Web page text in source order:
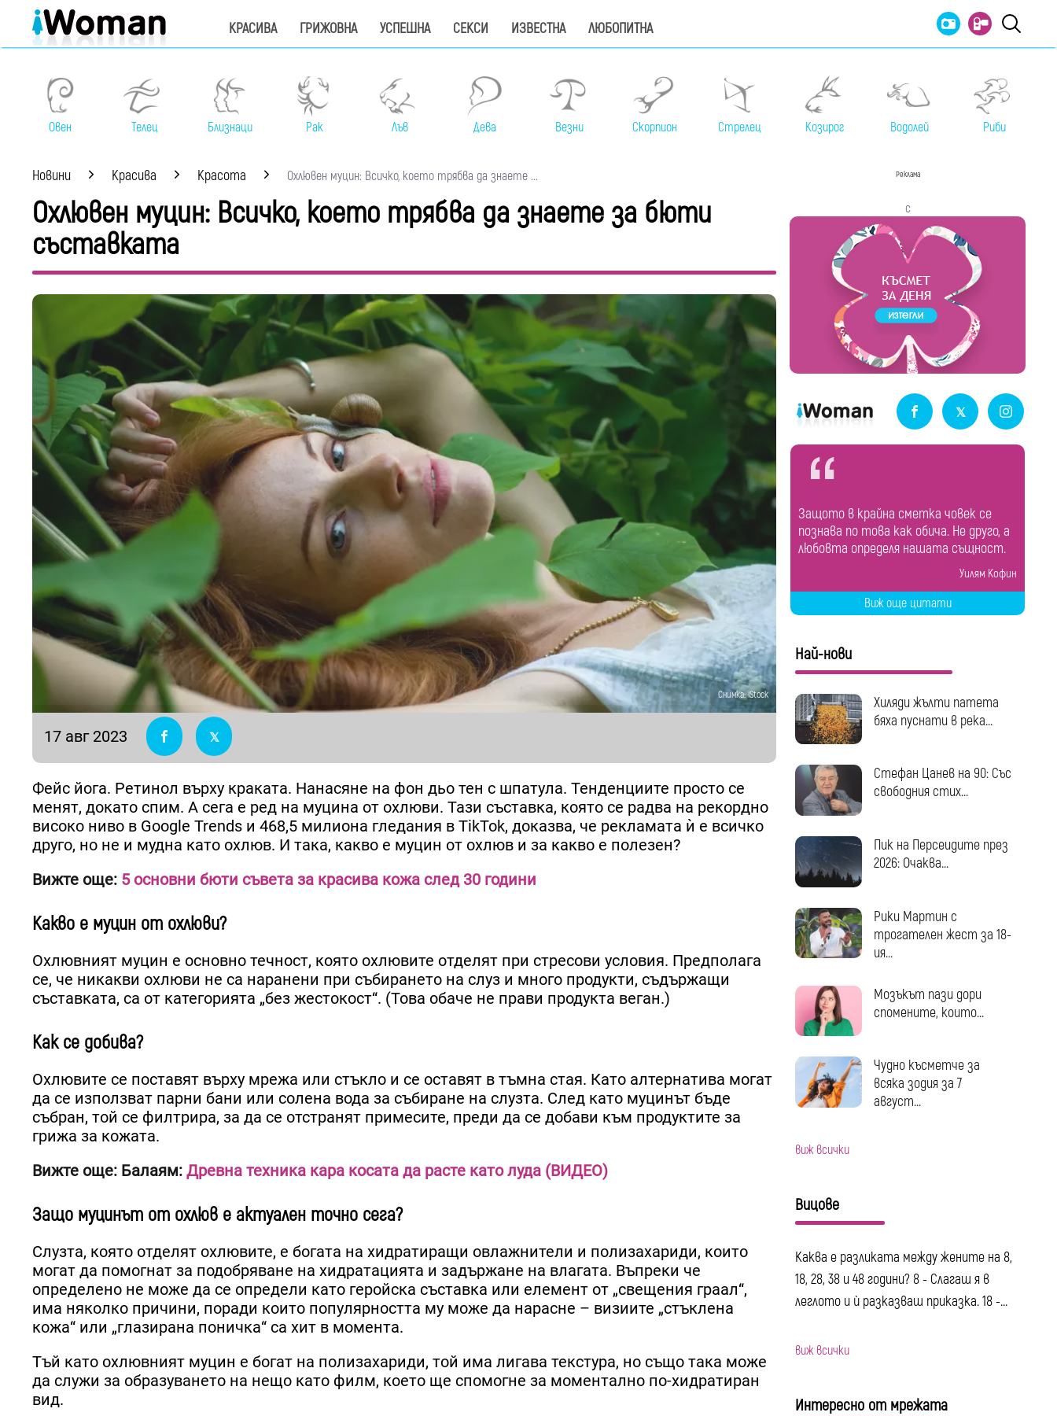
КРАСИВА ГРИЖОВНА УСПЕШНА СЕКСИ ИЗВЕСТНА ЛЮБОПИТНА
Овен Телец Близнаци Рак Лъв Дева Везни Скорпион Стрелец Козирог Водолей Риби
Новини Красива Красота Охлювен муцин: Всичко, което трябва да знаете ...
Охлювен муцин: Всичко, което трябва да знаете за бюти
съставката
Снимка: iStock
17 авг 2023
Фейс йога. Ретинол върху краката. Нанасяне на фон дьо тен с шпатула. Тенденциите просто се
менят, докато спим. А сега е ред на муцина от охлюви. Тази съставка, която се радва на рекордно
високо ниво в Google Trends и 468,5 милиона гледания в TikTok, доказва, че рекламата ѝ е всичко
друго, но не и мудна като охлюв. И така, какво е муцин от охлюв и за какво е полезен?
Вижте още: 5 основни бюти съвета за красива кожа след 30 години
Какво е муцин от охлюви?
Охлювният муцин е основно течност, която охлювите отделят при стресови условия. Предполага
се, че никакви охлюви не са наранени при събирането на слуз и много продукти, съдържащи
съставката, са от категорията „без жестокост“. (Това обаче не прави продукта веган.)
Как се добива?
Охлювите се поставят върху мрежа или стъкло и се оставят в тъмна стая. Като алтернатива могат
да се използват парни бани или солена вода за събиране на слузта. След като муцинът бъде
събран, той се филтрира, за да се отстранят примесите, преди да се добави към продуктите за
грижа за кожата.
Вижте още: Балаям: Древна техника кара косата да расте като луда (ВИДЕО)
Защо муцинът от охлюв е актуален точно сега?
Слузта, която отделят охлювите, е богата на хидратиращи овлажнители и полизахариди, които
могат да помогнат за подобряване на хидратацията и задържане на влагата. Въпреки че
определено не може да се определи като геройска съставка или елемент от „свещения граал“,
има няколко причини, поради които популярността му може да нарасне – визиите „стъклена
кожа“ или „глазирана поничка“ са хит в момента.
Тъй като охлювният муцин е богат на полизахариди, той има лигава текстура, но също така може
да служи за образуването на нещо като филм, което ще спомогне за моментално по-хидратиран
вид.
Реклама
с
Защото в крайна сметка човек се
познава по това как обича. Не друго, а
любовта определя нашата същност.
Уилям Кофин
Виж още цитати
Най-нови
Хиляди жълти патета
бяха пуснати в река...
Стефан Цанев на 90: Със
свободния стих...
Пик на Персеидите през
2026: Очаква...
Рики Мартин с
трогателен жест за 18-
ия...
Мозъкът пази дори
спомените, които...
Чудно късметче за
всяка зодия за 7
август...
виж всички
Вицове
Каква е разликата между жените на 8,
18, 28, 38 и 48 години? 8 - Слагаш я в
леглото и ѝ разказваш приказка. 18 -...
виж всички
Интересно от мрежата